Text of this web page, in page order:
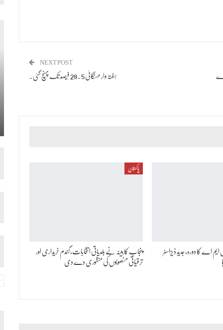
NEXT POST
ہفتہ وار مہنگائی 28.5 فیصد تک پہنچ گئی۔
اے کا دورہ، جدید ڈیزاسٹر
پاکستان
پنجاب کابینہ نے بلدیاتی انتخابات، گندم خریداری اور
ترقیاتی منصوبوں کی منظوری دے دی